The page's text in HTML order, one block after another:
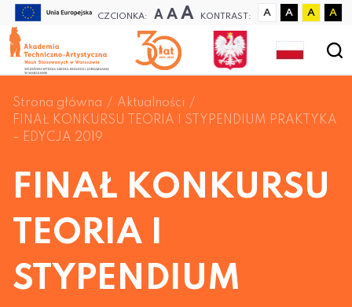
CZCIONKA: A A A KONTRAST: A A A A
Strona główna
Aktualności
FINAŁ KONKURSU TEORIA I STYPENDIUM PRAKTYKA
– EDYCJA 2019
FINAŁ KONKURSU
TEORIA I
STYPENDIUM